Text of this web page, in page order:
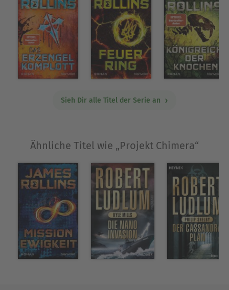
Sieh Dir alle Titel der Serie an
Ähnliche Titel wie „Projekt Chimera“